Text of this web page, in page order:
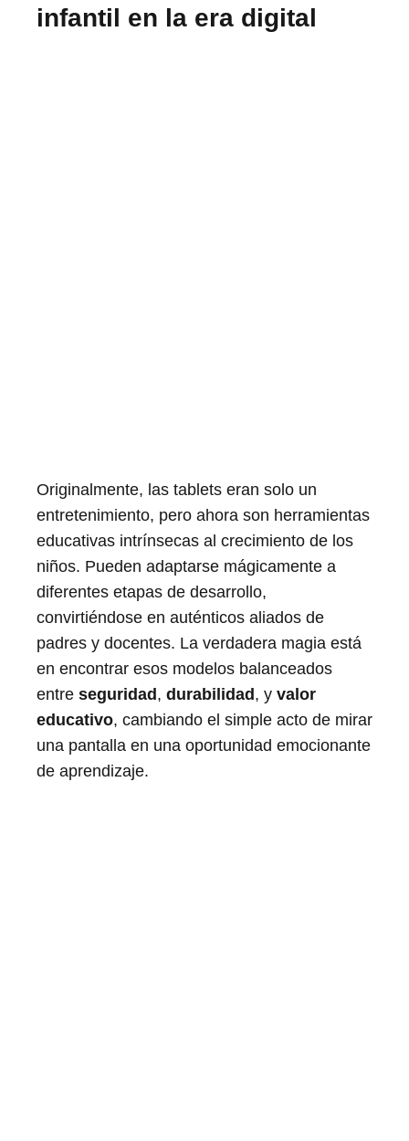
infantil en la era digital
Originalmente, las tablets eran solo un
entretenimiento, pero ahora son herramientas
educativas intrínsecas al crecimiento de los
niños. Pueden adaptarse mágicamente a
diferentes etapas de desarrollo,
convirtiéndose en auténticos aliados de
padres y docentes. La verdadera magia está
en encontrar esos modelos balanceados
entre seguridad, durabilidad, y valor
educativo, cambiando el simple acto de mirar
una pantalla en una oportunidad emocionante
de aprendizaje.